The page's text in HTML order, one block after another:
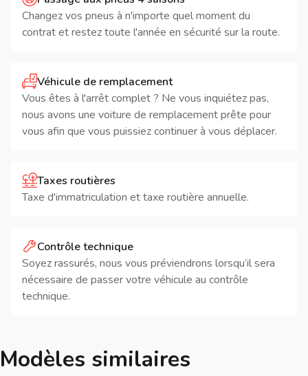
Modèles similaires
Changez vos pneus à n'importe quel moment du
contrat et restez toute l'année en sécurité sur la route.
Véhicule de remplacement
Vous êtes à l'arrêt complet ? Ne vous inquiétez pas,
nous avons une voiture de remplacement prête pour
vous afin que vous puissiez continuer à vous déplacer.
Taxes routières
Taxe d'immatriculation et taxe routière annuelle.
Contrôle technique
Soyez rassurés, nous vous préviendrons lorsqu’il sera
nécessaire de passer votre véhicule au contrôle
technique.